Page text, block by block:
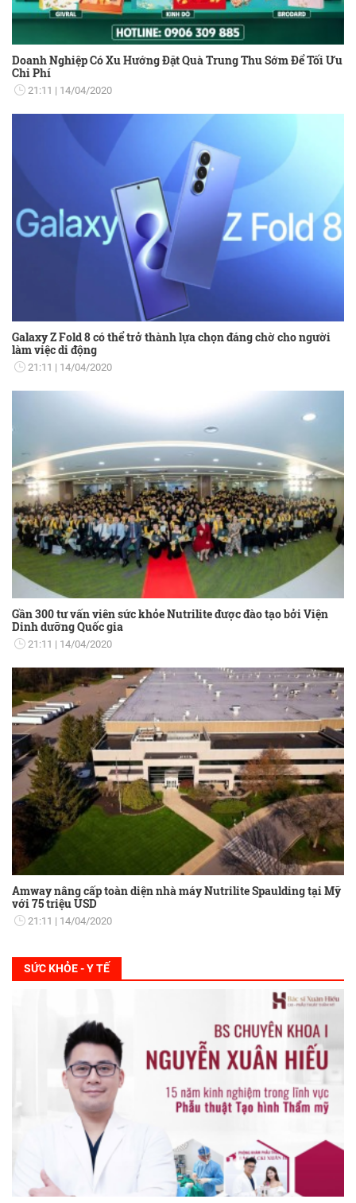
Doanh Nghiệp Có Xu Hướng Đặt Quà Trung Thu Sớm Để Tối Ưu
Chi Phí
21:11 14/04/2020
Galaxy Z Fold 8 có thể trở thành lựa chọn đáng chờ cho người
làm việc di động
21:11 14/04/2020
Gần 300 tư vấn viên sức khỏe Nutrilite được đào tạo bởi Viện
Dinh dưỡng Quốc gia
21:11 14/04/2020
Amway nâng cấp toàn diện nhà máy Nutrilite Spaulding tại Mỹ
với 75 triệu USD
21:11 14/04/2020
SỨC KHỎE - Y TẾ